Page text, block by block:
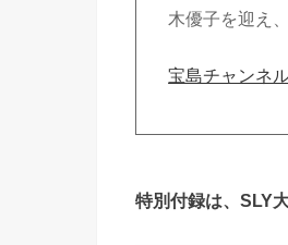
木優子を迎え
宝島チャンネ
特別付録は、SLY